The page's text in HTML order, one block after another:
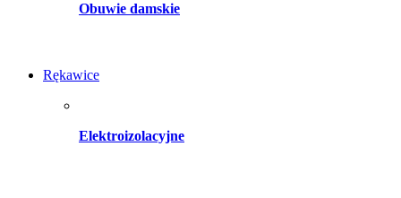
Obuwie damskie
Rękawice
Elektroizolacyjne